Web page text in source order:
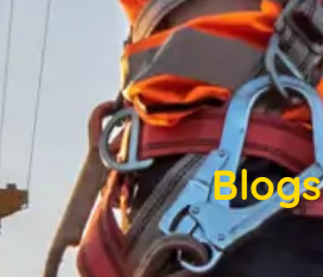
Blogs